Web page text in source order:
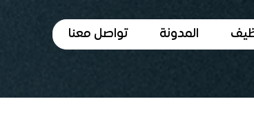
تواصل معنا المدونة